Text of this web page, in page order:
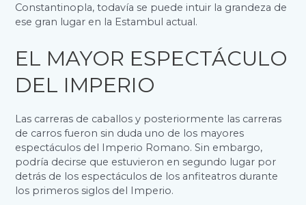
Constantinopla, todavía se puede intuir la grandeza de
ese gran lugar en la Estambul actual.
EL MAYOR ESPECTÁCULO
DEL IMPERIO
Las carreras de caballos y posteriormente las carreras
de carros fueron sin duda uno de los mayores
espectáculos del Imperio Romano. Sin embargo,
podría decirse que estuvieron en segundo lugar por
detrás de los espectáculos de los anfiteatros durante
los primeros siglos del Imperio.